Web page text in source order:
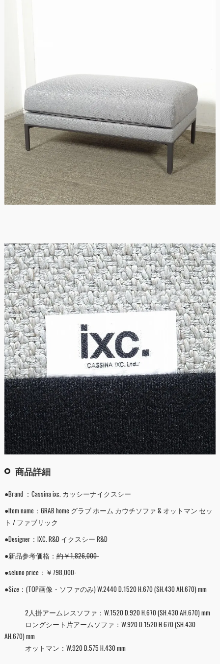
商品詳細
●Brand ：Cassina ixc. カッシーナイクスシー
●Item name：GRAB home グラブ ホーム カウチソファ & オットマン セッ
ト / ファブリック
●Designer：IXC. R&D イクスシー R&D
●新品参考価格： 約￥1,826,000-
●seluno price：￥798,000-
●Size：(TOP画像・ソファのみ) W.2440 D.1520 H.670 (SH.430 AH.670) mm
2人掛アームレスソファ：W.1520 D.920 H.670 (SH.430 AH.670) mm
ロングシート片アームソファ：W.920 D.1520 H.670 (SH.430
AH.670) mm
オットマン：W.920 D.575 H.430 mm